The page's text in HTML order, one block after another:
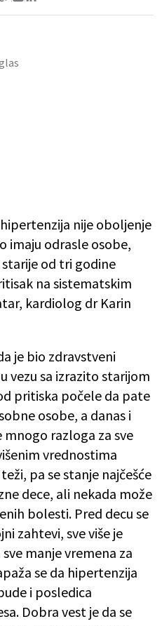
nije oboljenje
imaju odrasle osobe,
starije od tri godine
na sistematskim
kardiolog dr Karin
je bio zdravstveni
vezu sa izrazito starijom
pritiska počele da pate
osobe, a danas i
mnogo razloga za sve
vrednostima
pa se stanje najčešće
dece, ali nekada može
bolesti. Pred decu se
zahtevi, sve više je
manje vremena za
se da hipertenzija
i posledica
Dobra vest je da se